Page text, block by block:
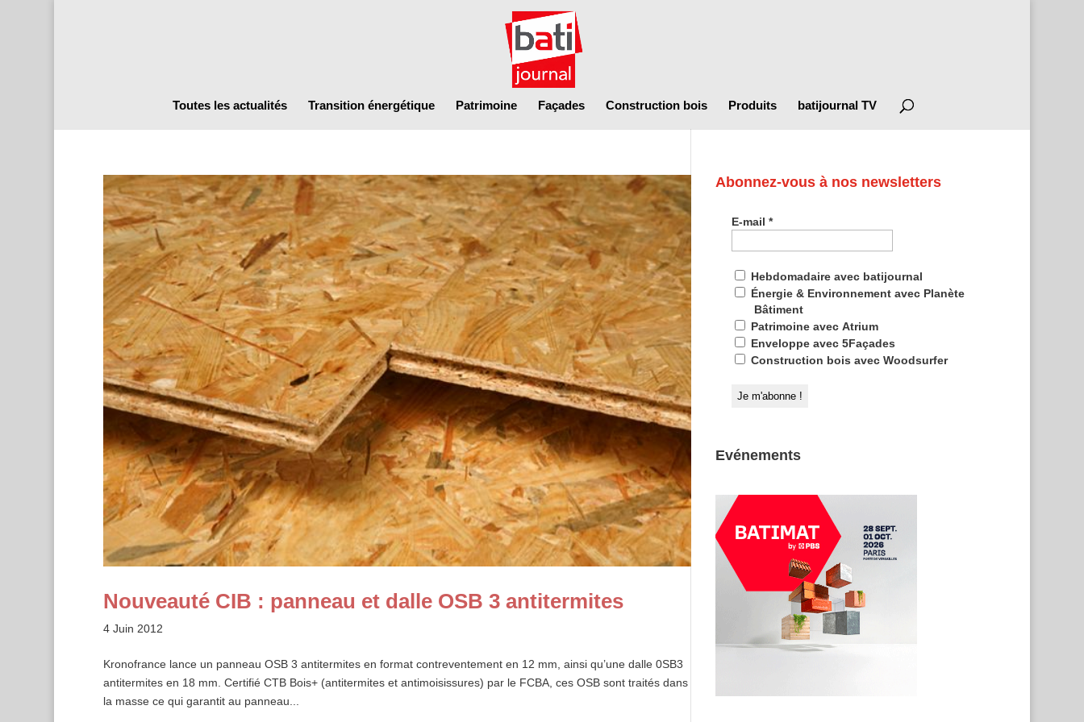
Toutes les actualités Transition énergétique Patrimoine Façades Construction bois Produits batijournal TV
Nouveauté CIB : panneau et dalle OSB 3 antitermites
4 Juin 2012
Kronofrance lance un panneau OSB 3 antitermites en format contreventement en 12 mm, ainsi qu’une dalle 0SB3
antitermites en 18 mm. Certifié CTB Bois+ (antitermites et antimoisissures) par le FCBA, ces OSB sont traités dans
la masse ce qui garantit au panneau...
Abonnez-vous à nos newsletters
E-mail*
Hebdomadaire avec batijournal
Énergie & Environnement avec Planète
Bâtiment
Patrimoine avec Atrium
Enveloppe avec 5Façades
Construction bois avec Woodsurfer
Evénements